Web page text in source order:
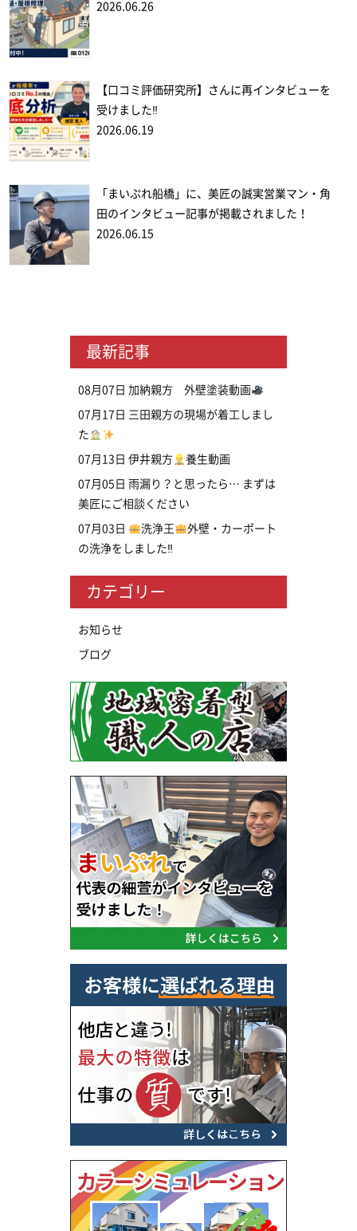
2026.06.26
【口コミ評価研究所】さんに再インタビューを
受けました‼
2026.06.19
「まいぷれ船橋」に、美匠の誠実営業マン・角
田のインタビュー記事が掲載されました！
2026.06.15
最新記事
08月07日 加納親方 外壁塗装動画
07月17日 三田親方の現場が着工しまし
た
07月13日 伊井親方 養生動画
07月05日 雨漏り？と思ったら… まずは
美匠にご相談ください
07月03日 洗浄王
外壁・カーポート
の洗浄をしました‼
カテゴリー
お知らせ
ブログ